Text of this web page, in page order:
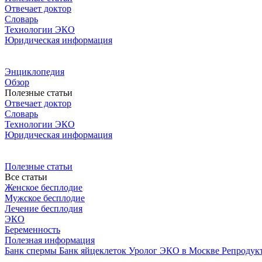
Отвечает доктор
Словарь
Технологии ЭКО
Юридическая информация
Энциклопедия
Обзор
Полезные статьи
Отвечает доктор
Словарь
Технологии ЭКО
Юридическая информация
Полезные статьи
Все статьи
Женское бесплодие
Мужское бесплодие
Лечение бесплодия
ЭКО
Беременность
Полезная информация
Банк спермы Банк яйцеклеток Уролог ЭКО в Москве